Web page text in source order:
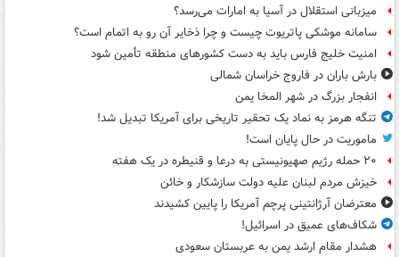
میزبانی استقلال در آسیا به امارات می‌رسد؟
سامانه موشکی پاتریوت چیست و چرا ذخایر آن رو به اتمام است؟
امنیت خلیج فارس باید به دست کشورهای منطقه تأمین شود
بارش باران در فاروج خراسان شمالی
انفجار بزرگ در شهر المخا یمن
تنگه هرمز به نماد یک تحقیر تاریخی برای آمریکا تبدیل شد!
ماموریت در حال پایان است!
۲۰ حمله رژیم صهیونیستی به درعا و قنیطره در یک هفته
خیزش مردم لبنان علیه دولت سازشکار و خائن
معترضان آرژانتینی پرچم آمریکا را پایین کشیدند
شکاف‌های عمیق در اسرائیل!
هشدار مقام ارشد یمن به عربستان سعودی